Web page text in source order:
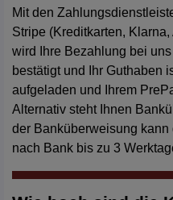
Mit den
Stripe (Kreditkarten,
wird Ihre Bezahlung bei
bestätigt und Ihr Guthaben
aufgeladen und Ihrem
Alternativ steht Ihnen
der Banküberweisung
nach Bank bis zu 3